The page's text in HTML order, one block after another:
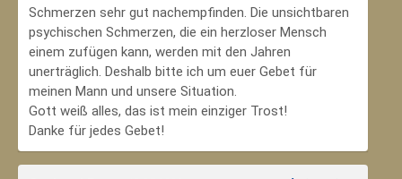
Schmerzen sehr gut nachempfinden. Die unsichtbaren
psychischen Schmerzen, die ein herzloser Mensch
einem zufügen kann, werden mit den Jahren
unerträglich. Deshalb bitte ich um euer Gebet für
meinen Mann und unsere Situation.
Gott weiß alles, das ist mein einziger Trost!
Danke für jedes Gebet!